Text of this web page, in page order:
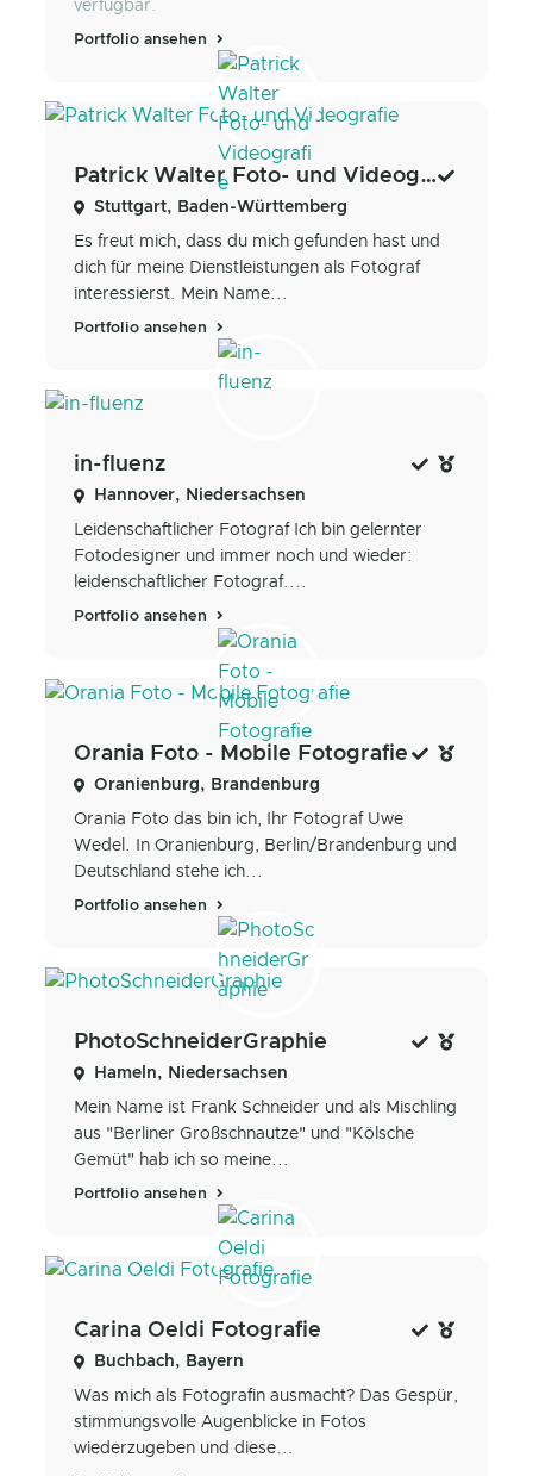
verfügbar.
Portfolio ansehen
Patrick Walter Foto- und Videografie
Stuttgart, Baden-Württemberg
Es freut mich, dass du mich gefunden hast und
dich für meine Dienstleistungen als Fotograf
interessierst. Mein Name...
Portfolio ansehen
in-fluenz
Hannover, Niedersachsen
Leidenschaftlicher Fotograf Ich bin gelernter
Fotodesigner und immer noch und wieder:
leidenschaftlicher Fotograf....
Portfolio ansehen
Orania Foto - Mobile Fotografie
Oranienburg, Brandenburg
Orania Foto das bin ich, Ihr Fotograf Uwe
Wedel. In Oranienburg, Berlin/Brandenburg und
Deutschland stehe ich...
Portfolio ansehen
PhotoSchneiderGraphie
Hameln, Niedersachsen
Mein Name ist Frank Schneider und als Mischling
aus "Berliner Großschnautze" und "Kölsche
Gemüt" hab ich so meine...
Portfolio ansehen
Carina Oeldi Fotografie
Buchbach, Bayern
Was mich als Fotografin ausmacht? Das Gespür,
stimmungsvolle Augenblicke in Fotos
wiederzugeben und diese...